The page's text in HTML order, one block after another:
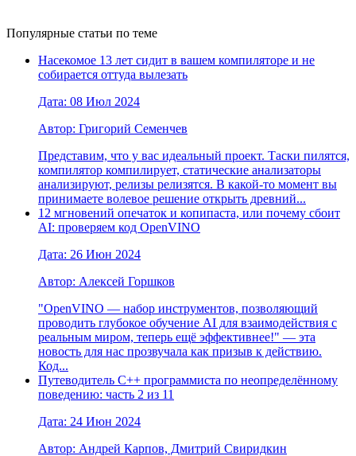
Популярные статьи по теме
Насекомое 13 лет сидит в вашем компиляторе и не
собирается оттуда вылезать
Дата: 08 Июл 2024
Автор: Григорий Семенчев
Представим, что у вас идеальный проект. Таски пилятся,
компилятор компилирует, статические анализаторы
анализируют, релизы релизятся. В какой-то момент вы
принимаете волевое решение открыть древний...
12 мгновений опечаток и копипаста, или почему сбоит
AI: проверяем код OpenVINO
Дата: 26 Июн 2024
Автор: Алексей Горшков
"OpenVINO — набор инструментов, позволяющий
проводить глубокое обучение AI для взаимодействия с
реальным миром, теперь ещё эффективнее!" — эта
новость для нас прозвучала как призыв к действию.
Код...
Путеводитель C++ программиста по неопределённому
поведению: часть 2 из 11
Дата: 24 Июн 2024
Автор: Андрей Карпов, Дмитрий Свиридкин